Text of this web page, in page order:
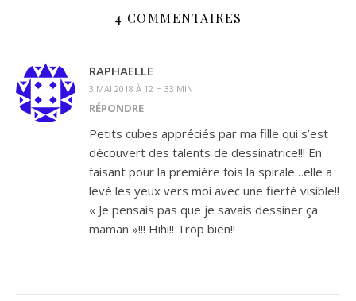
4 COMMENTAIRES
RAPHAELLE
3 MAI 2018 À 12 H 33 MIN
RÉPONDRE
Petits cubes appréciés par ma fille qui s’est
découvert des talents de dessinatrice!!! En
faisant pour la première fois la spirale…elle a
levé les yeux vers moi avec une fierté visible!!
« Je pensais pas que je savais dessiner ça
maman »!!! Hihi!! Trop bien!!